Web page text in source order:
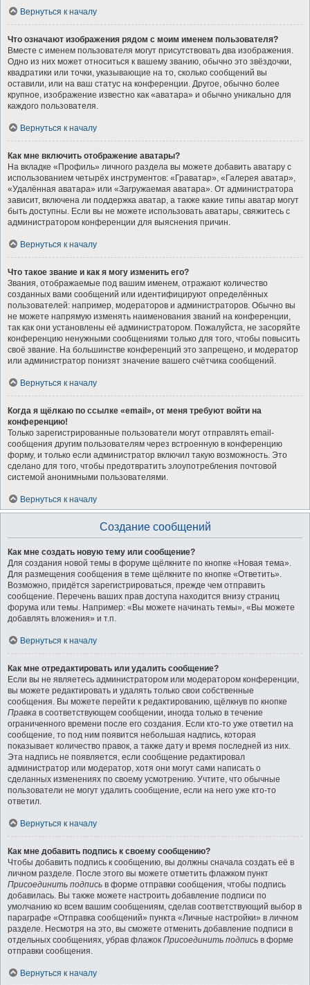
Вернуться к началу
Что означают изображения рядом с моим именем пользователя?
Вместе с именем пользователя могут присутствовать два изображения.
Одно из них может относиться к вашему званию, обычно это звёздочки,
квадратики или точки, указывающие на то, сколько сообщений вы
оставили, или на ваш статус на конференции. Другое, обычно более
крупное, изображение известно как «аватара» и обычно уникально для
каждого пользователя.
Вернуться к началу
Как мне включить отображение аватары?
На вкладке «Профиль» личного раздела вы можете добавить аватару с
использованием четырёх инструментов: «Граватар», «Галерея аватар»,
«Удалённая аватара» или «Загружаемая аватара». От администратора
зависит, включена ли поддержка аватар, а также какие типы аватар могут
быть доступны. Если вы не можете использовать аватары, свяжитесь с
администратором конференции для выяснения причин.
Вернуться к началу
Что такое звание и как я могу изменить его?
Звания, отображаемые под вашим именем, отражают количество
созданных вами сообщений или идентифицируют определённых
пользователей: например, модераторов и администраторов. Обычно вы
не можете напрямую изменять наименования званий на конференции,
так как они установлены её администратором. Пожалуйста, не засоряйте
конференцию ненужными сообщениями только для того, чтобы повысить
своё звание. На большинстве конференций это запрещено, и модератор
или администратор понизят значение вашего счётчика сообщений.
Вернуться к началу
Когда я щёлкаю по ссылке «email», от меня требуют войти на
конференцию!
Только зарегистрированные пользователи могут отправлять email-
сообщения другим пользователям через встроенную в конференцию
форму, и только если администратор включил такую возможность. Это
сделано для того, чтобы предотвратить злоупотребления почтовой
системой анонимными пользователями.
Вернуться к началу
Создание сообщений
Как мне создать новую тему или сообщение?
Для создания новой темы в форуме щёлкните по кнопке «Новая тема».
Для размещения сообщения в теме щёлкните по кнопке «Ответить».
Возможно, придётся зарегистрироваться, прежде чем отправить
сообщение. Перечень ваших прав доступа находится внизу страниц
форума или темы. Например: «Вы можете начинать темы», «Вы можете
добавлять вложения» и т.п.
Вернуться к началу
Как мне отредактировать или удалить сообщение?
Если вы не являетесь администратором или модератором конференции,
вы можете редактировать и удалять только свои собственные
сообщения. Вы можете перейти к редактированию, щёлкнув по кнопке
Правка в соответствующем сообщении, иногда только в течение
ограниченного времени после его создания. Если кто-то уже ответил на
сообщение, то под ним появится небольшая надпись, которая
показывает количество правок, а также дату и время последней из них.
Эта надпись не появляется, если сообщение редактировал
администратор или модератор, хотя они могут сами написать о
сделанных изменениях по своему усмотрению. Учтите, что обычные
пользователи не могут удалить сообщение, если на него уже кто-то
ответил.
Вернуться к началу
Как мне добавить подпись к своему сообщению?
Чтобы добавить подпись к сообщению, вы должны сначала создать её в
личном разделе. После этого вы можете отметить флажком пункт
Присоединить подпись в форме отправки сообщения, чтобы подпись
добавилась. Вы также можете настроить добавление подписи по
умолчанию ко всем вашим сообщениям, сделав соответствующий выбор в
параграфе «Отправка сообщений» пункта «Личные настройки» в личном
разделе. Несмотря на это, вы сможете отменить добавление подписи в
отдельных сообщениях, убрав флажок Присоединить подпись в форме
отправки сообщения.
Вернуться к началу